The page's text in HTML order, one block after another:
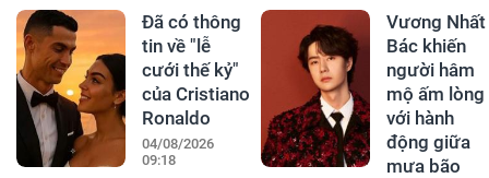
Đã có thông
tin về "lễ
cưới thế kỷ"
của Cristiano
Ronaldo
04/08/2026
09:18
Vương Nhất
Bác khiến
người hâm
mộ ấm lòng
với hành
động giữa
mưa bão